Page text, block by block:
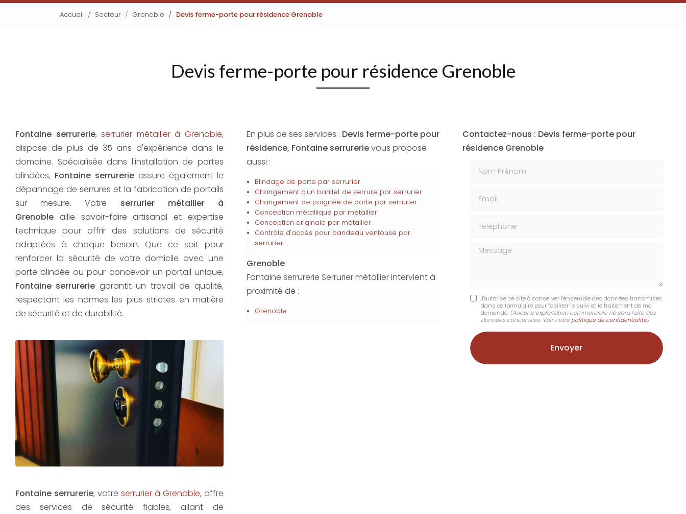
Accueil Secteur Grenoble Devis ferme-porte pour résidence Grenoble
Devis ferme-porte pour résidence Grenoble
Fontaine serrurerie,serrurier métallier à Grenoble,
dispose de plus de 35 ans d'expérience dans le
domaine. Spécialisée dans l'installation de portes
blindées, Fontaine serrurerie assure également le
dépannage de serrures et la fabrication de portails
sur mesure. Votre serrurier métallier à
Grenoble allie savoir-faire artisanal et expertise
technique pour offrir des solutions de sécurité
adaptées à chaque besoin. Que ce soit pour
renforcer la sécurité de votre domicile avec une
porte blindée ou pour concevoir un portail unique,
Fontaine serrurerie garantit un travail de qualité,
respectant les normes les plus strictes en matière
de sécurité et de durabilité.
Fontaine serrurerie, votre serrurier à Grenoble, offre
des services de sécurité fiables, allant de
En plus de ses services : Devis ferme-porte pour
résidence, Fontaine serrurerievous propose
aussi :
Blindage de porte par serrurier
Changement d'un barillet de serrure par serrurier
Changement de poignée de porte par serrurier
Conception métallique par métallier
Conception originale par métallier
Contrôle d'accès pour bandeau ventouse par
serrurier
Grenoble
Fontaine serrurerie Serrurier métallier intervient à
proximité de :
Grenoble
Contactez-nous : Devis ferme-porte pour
résidence Grenoble
Nom Prénom
Email
Téléphone
Message
J'autorise ce site à conserver l'ensemble des données transmises
dans ce formulaire pour faciliter le suivi et le traitement de ma
demande. (Aucune exploitation commerciale ne sera faite des
données concervées. Voir notre politique de confidentialité)